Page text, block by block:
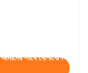
আমাদের সাথে যোগাযোগ